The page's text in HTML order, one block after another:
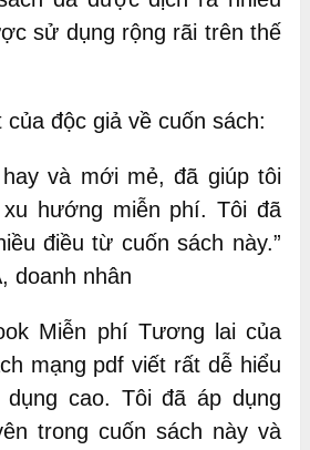
sử dụng rộng rãi trên thế
độc giả về cuốn sách:
và mới mẻ, đã giúp tôi
hướng miễn phí. Tôi đã
điều từ cuốn sách này.”
doanh nhân
Miễn phí Tương lai của
mạng pdf viết rất dễ hiểu
cao. Tôi đã áp dụng
trong cuốn sách này và